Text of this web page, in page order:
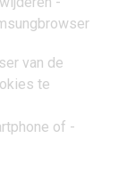
van de
te
of -